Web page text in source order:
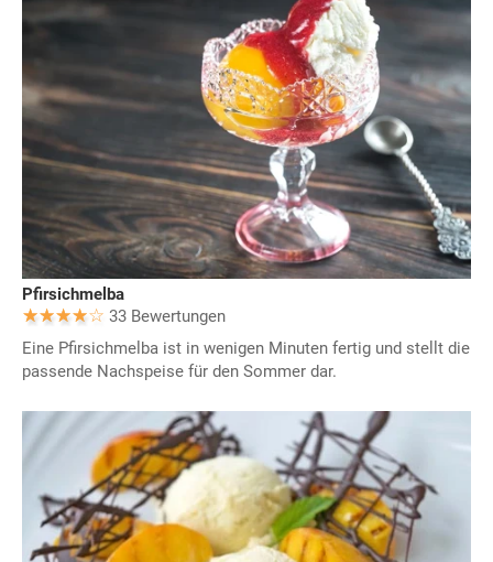
Pfirsichmelba
33 Bewertungen
Eine Pfirsichmelba ist in wenigen Minuten fertig und stellt die
passende Nachspeise für den Sommer dar.